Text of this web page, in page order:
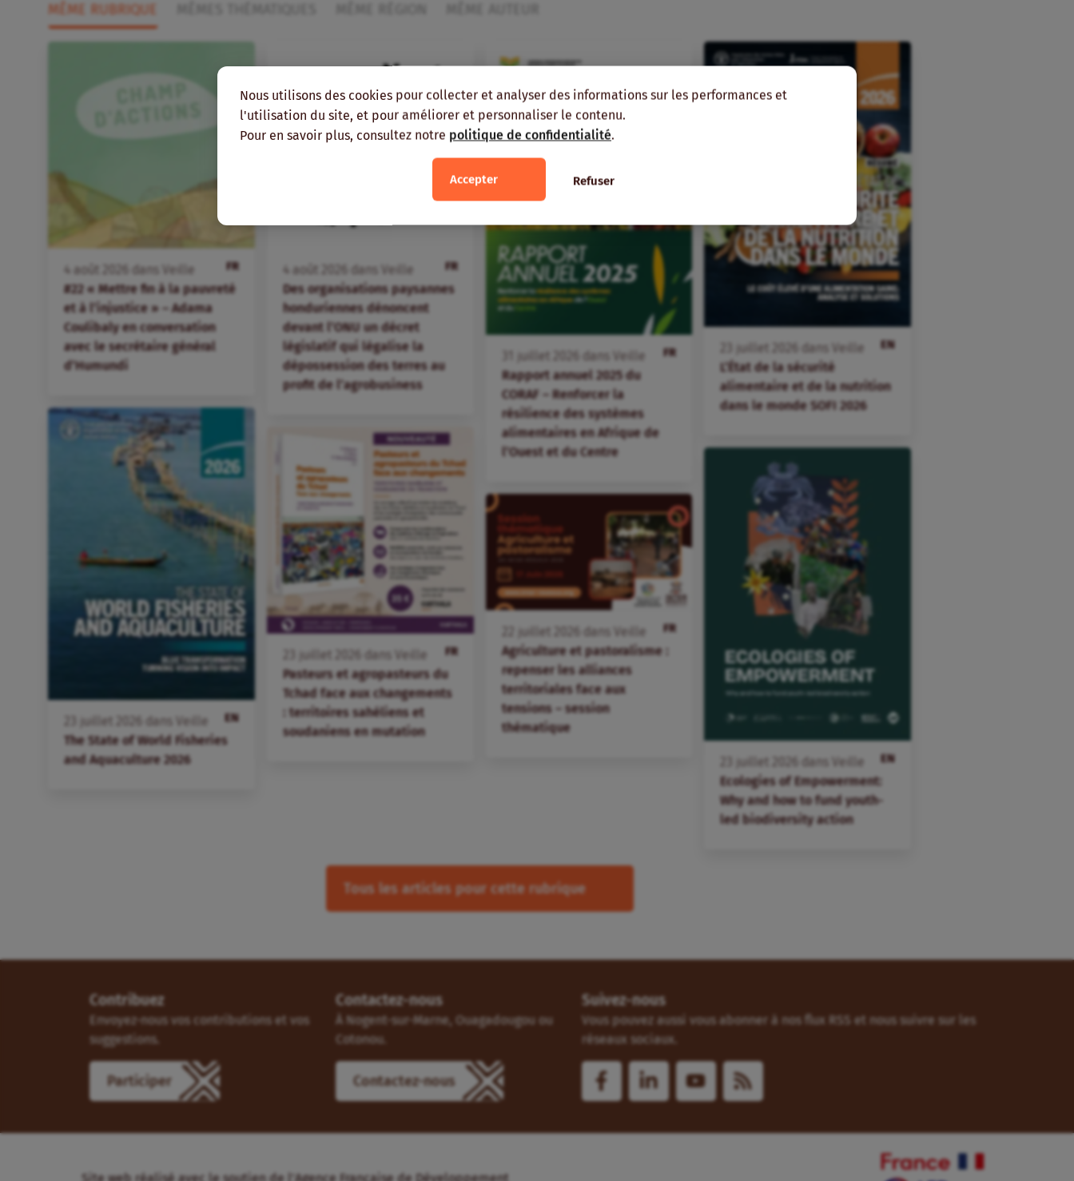
Nous utilisons des cookies pour collecter et analyser des informations sur les performances et
l'utilisation du site, et pour améliorer et personnaliser le contenu.
Pour en savoir plus, consultez notre politique de confidentialité.
Accepter Refuser
MÊME RUBRIQUE
FR
4 août dans
Veille
#22 « Mettre fin à la pauvreté
et à l’injustice » – Adama
Coulibaly en conversation
avec le secrétaire général
d’Humundi
FR
4 août dans
Veille
Des organisations paysannes
honduriennes dénoncent
devant l’ONU un décret
législatif qui légalise la
dépossession des terres au
profit de l’agrobusiness
FR
juillet dans
Veille
Rapport annuel 2025 du
CORAF – Renforcer la
résilience des systèmes
alimentaires en Afrique de
l’Ouest et du Centre
EN
juillet dans
Veille
L’État de la sécurité
alimentaire et de la nutrition
dans le monde SOFI 2026
EN
juillet dans
Veille
The State of World Fisheries
and Aquaculture 2026
FR
juillet dans
Veille
Pasteurs et agropasteurs du
Tchad face aux changements
: territoires sahéliens et
soudaniens en mutation
EN
juillet dans
Veille
Ecologies of Empowerment:
Why and how to fund youth-
led biodiversity action
FR
juillet dans
Veille
Agriculture et pastoralisme :
repenser les alliances
territoriales face aux
tensions – session
thématique
Tous les articles pour cette rubrique
Contribuez
Envoyez-nous vos contributions et vos
suggestions.
Participer
Contactez-nous
À Nogent-sur-Marne, Ouagadougou ou
Cotonou.
Contactez-nous
Suivez-nous
Vous pouvez aussi vous abonner à nos flux RSS et nous suivre sur les
réseaux sociaux.